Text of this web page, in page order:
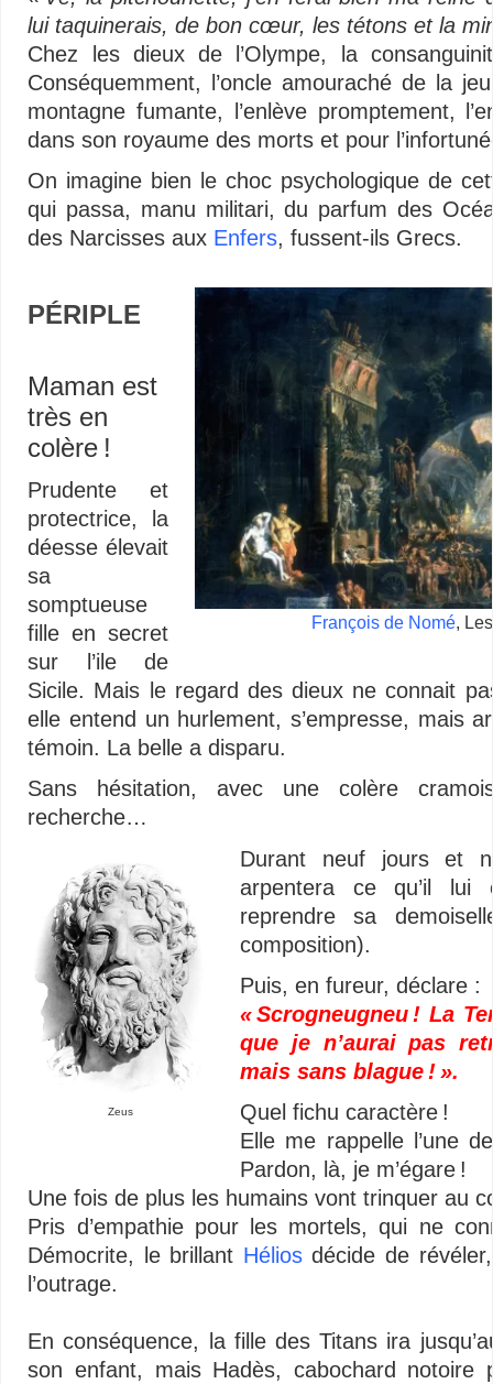
lui taquinerais, de bon cœur, les tétons et la
Chez les dieux de l’Olympe, la
Conséquemment, l’oncle amouraché de la
montagne fumante, l’enlève promptement,
dans son royaume des morts et pour
On imagine bien le choc psychologique de
qui passa, manu militari, du parfum des
des Narcisses aux Enfers, fussent-ils Grecs.
François de Nomé,
PÉRIPLE
Maman est
très en
colère !
Prudente et
protectrice, la
déesse élevait
sa
somptueuse
fille en secret
sur l’ile de
Sicile. Mais le regard des dieux ne connait
elle entend un hurlement, s’empresse, mais
témoin. La belle a disparu.
Sans hésitation, avec une colère
recherche…
Zeus
Durant neuf jours et
arpentera ce qu’il lui
reprendre sa
composition).
Puis, en fureur, déclare :
« Scrogneugneu ! La
que je n’aurai pas
mais sans blague ! ».
Quel fichu caractère !
Elle me rappelle l’une
Pardon, là, je m’égare !
Une fois de plus les humains vont trinquer au
Pris d’empathie pour les mortels, qui ne
Démocrite, le brillant Héliosdécide de
l’outrage.
En conséquence, la fille des Titans ira
son enfant, mais Hadès, cabochard notoire